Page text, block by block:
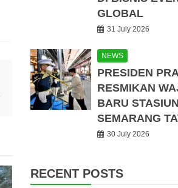
GLOBAL
31 July 2026
NEWS
PRESIDEN
RESMIKAN
BARU STASIUN
SEMARANG
30 July 2026
RECENT POSTS